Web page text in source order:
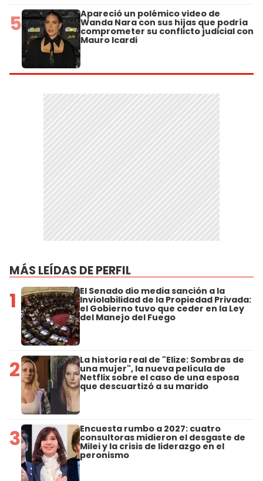
5 Apareció un polémico video de
Wanda Nara con sus hijas que podría
comprometer su conflicto judicial con
Mauro Icardi
MÁS LEÍDAS DE PERFIL
1 El Senado dio media sanción a la
Inviolabilidad de la Propiedad Privada:
el Gobierno tuvo que ceder en la Ley
del Manejo del Fuego
2 La historia real de "Elize: Sombras de
una mujer", la nueva película de
Netflix sobre el caso de una esposa
que descuartizó a su marido
3 Encuesta rumbo a 2027: cuatro
consultoras midieron el desgaste de
Milei y la crisis de liderazgo en el
peronismo